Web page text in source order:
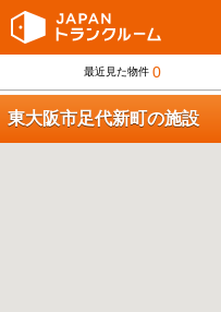
最近見た物件 0
東大阪市足代新町の施設